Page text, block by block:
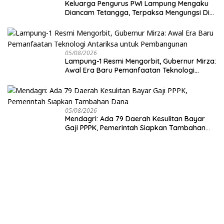
Keluarga Pengurus PWI Lampung Mengaku
Diancam Tetangga, Terpaksa Mengungsi Dini
05/08/2026
Lampung-1 Resmi Mengorbit, Gubernur Mirza:
Awal Era Baru Pemanfaatan Teknologi
05/08/2026
Mendagri: Ada 79 Daerah Kesulitan Bayar
Gaji PPPK, Pemerintah Siapkan Tambahan